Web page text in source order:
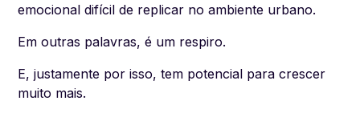
emocional difícil de replicar no ambiente urbano.
Em outras palavras, é um respiro.
E, justamente por isso, tem potencial para crescer
muito mais.